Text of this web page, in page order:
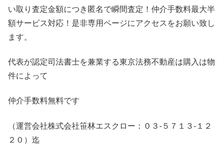
い取り査定金額につき匿名で瞬間査定！仲介手数料最大半
額サービス対応！是非専用ページにアクセスをお願い致し
ます。
代表が認定司法書士を兼業する東京法務不動産は購入は物
件によって
仲介手数料無料です
（運営会社株式会社笹林エスクロー：０３-５７１３-１２
２０）迄